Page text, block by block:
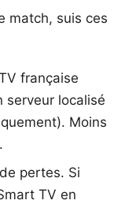
match, suis ces
française
serveur localisé
Moins
pertes. Si
TV en